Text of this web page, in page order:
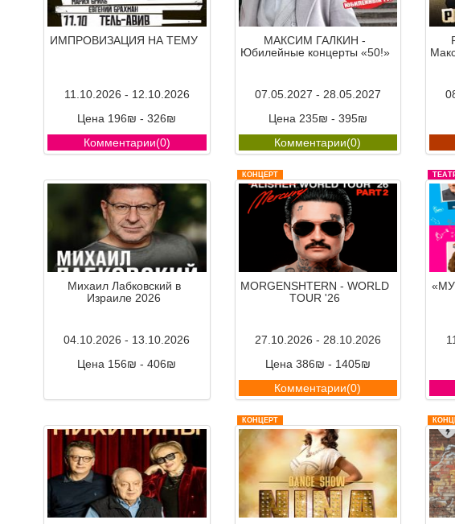
ИМПРОВИЗАЦИЯ НА ТЕМУ
11.10.2026 - 12.10.2026
Цена 196₪ - 326₪
Комментарии(0)
МАКСИМ ГАЛКИН -
Юбилейные концерты «50!»
07.05.2027 - 28.05.2027
Цена 235₪ - 395₪
Комментарии(0)
Михаил Лабковский в
Израиле 2026
04.10.2026 - 13.10.2026
Цена 156₪ - 406₪
КОНЦЕРТ
MORGENSHTERN - WORLD
TOUR '26
27.10.2026 - 28.10.2026
Цена 386₪ - 1405₪
Комментарии(0)
КОНЦЕРТ